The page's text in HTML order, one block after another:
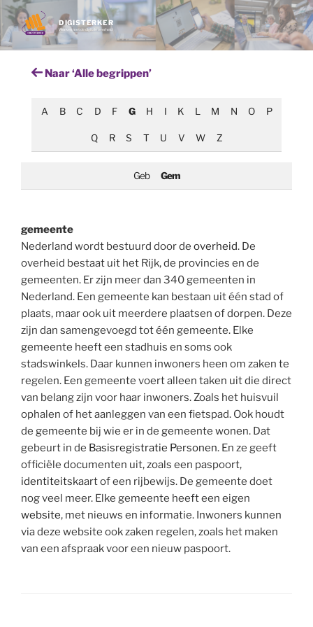
Ga
naar
de
DIGISTERKER
Werken met de digitale overheid
Naar ‘Alle begrippen’
A B C D F G H I K L M N O P
Q R S T U V W Z
Geb Gem
gemeente
Nederland wordt bestuurd door de overheid. De
overheid bestaat uit het Rijk, de provincies en de
gemeenten. Er zijn meer dan 340 gemeenten in
Nederland. Een gemeente kan bestaan uit één stad of
plaats, maar ook uit meerdere plaatsen of dorpen. Deze
zijn dan samengevoegd tot één gemeente. Elke
gemeente heeft een stadhuis en soms ook
stadswinkels. Daar kunnen inwoners heen om zaken te
regelen. Een gemeente voert alleen taken uit die direct
van belang zijn voor haar inwoners. Zoals het huisvuil
ophalen of het aanleggen van een fietspad. Ook houdt
de gemeente bij wie er in de gemeente wonen. Dat
gebeurt in de Basisregistratie Personen. En ze geeft
officiële documenten uit, zoals een paspoort,
identiteitskaart of een rijbewijs. De gemeente doet
nog veel meer. Elke gemeente heeft een eigen
website, met nieuws en informatie. Inwoners kunnen
via deze website ook zaken regelen, zoals het maken
van een afspraak voor een nieuw paspoort.